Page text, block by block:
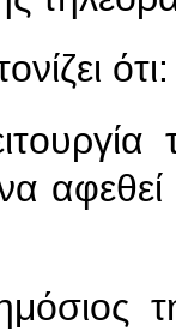
ότι: